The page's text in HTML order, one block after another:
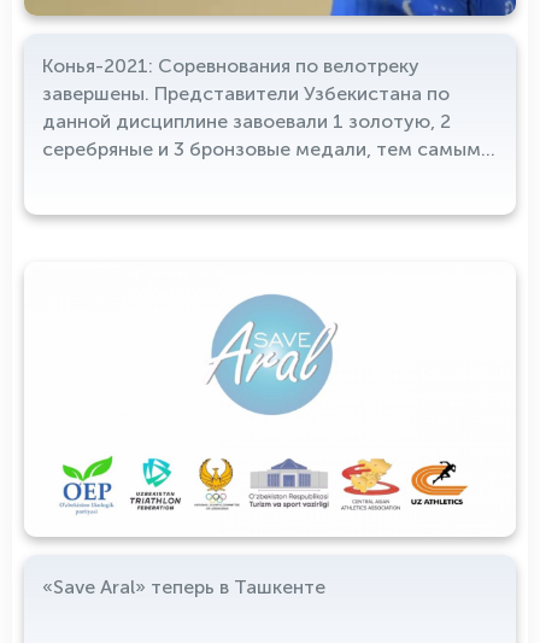
Конья-2021: Соревнования по велотреку
завершены. Представители Узбекистана по
данной дисциплине завоевали 1 золотую, 2
серебряные и 3 бронзовые медали, тем самым,
«Save Aral» теперь в Ташкенте